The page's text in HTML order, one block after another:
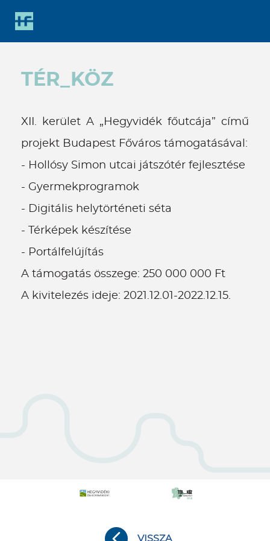
listája
Bejelentkezés:
TÉR_KÖZ
XII. kerület A „Hegyvidék főutcája” című
projekt Budapest Főváros támogatásával:
- Hollósy Simon utcai játszótér fejlesztése
- Gyermekprogramok
- Digitális helytörténeti séta
- Térképek készítése
- Portálfelújítás
A támogatás összege: 250 000 000 Ft
A kivitelezés ideje: 2021.12.01-2022.12.15.
VISSZA